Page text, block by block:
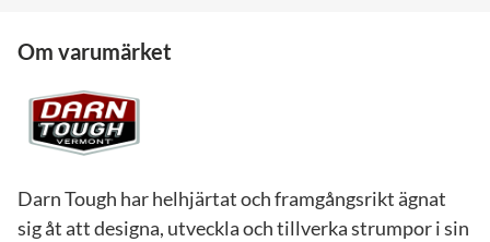
Om varumärket
Darn Tough har helhjärtat och framgångsrikt ägnat
sig åt att designa, utveckla och tillverka strumpor i sin